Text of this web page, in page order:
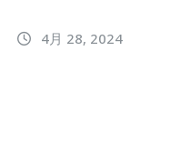
4月 28, 2024